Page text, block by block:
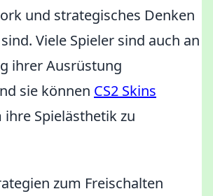
und strategisches Denken
Viele Spieler sind auch an
ihrer Ausrüstung
sie können CS2 Skins
ihre Spielästhetik zu
zum Freischalten